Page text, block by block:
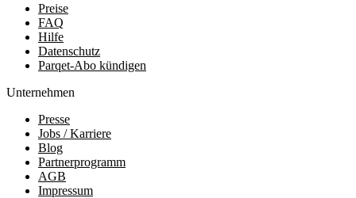
Preise
FAQ
Hilfe
Datenschutz
Parqet-Abo kündigen
Unternehmen
Presse
Jobs / Karriere
Blog
Partnerprogramm
AGB
Impressum